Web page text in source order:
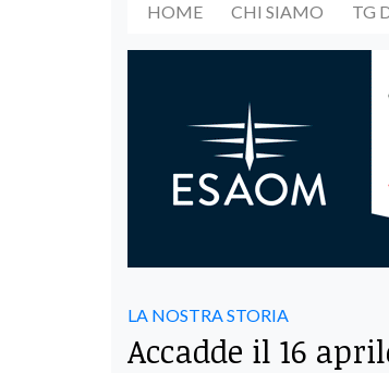
HOME CHI SIAMO TG
LA NOSTRA STORIA
Accadde il 16